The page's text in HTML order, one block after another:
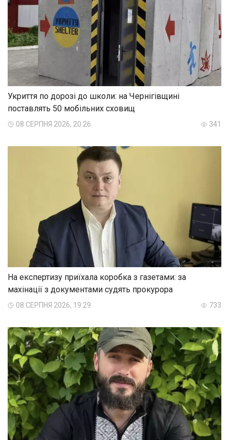
Укриття по дорозі до школи: на Чернігівщині
поставлять 50 мобільних сховищ
08 СЕРПНЯ 2026, 20:26 341
На експертизу приїхала коробка з газетами: за
махінації з документами судять прокурора
08 СЕРПНЯ 2026, 19:29 733